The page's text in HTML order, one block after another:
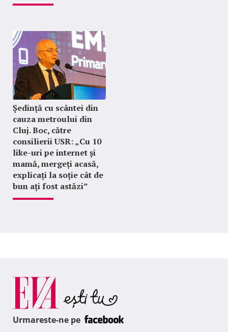
Ședință cu scântei din
cauza metroului din
Cluj. Boc, către
consilierii USR: „Cu 10
like-uri pe internet și
mamă, mergeți acasă,
explicați la soție cât de
bun ați fost astăzi”
Urmareste-ne pe